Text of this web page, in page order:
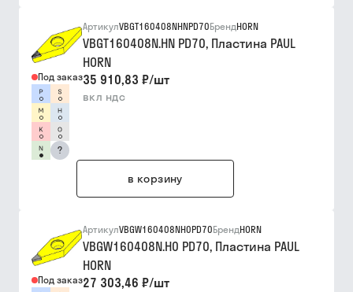
Под заказ
?
АртикулVBGT160408NHNPD70БрендHORN
VBGT160408N.HN PD70, Пластина PAUL
HORN
35 910,83 ₽/шт
вкл ндс
в корзину
Под заказ
АртикулVBGW160408NH0PD70БрендHORN
VBGW160408N.H0 PD70, Пластина PAUL
HORN
27 303,46 ₽/шт